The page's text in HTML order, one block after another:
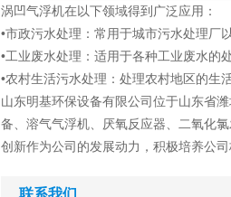
涡凹气浮机在以下领域得到广泛应用：
•市政污水处理：常用于城市污水处理厂
•工业废水处理：适用于各种工业废水的
•农村生活污水处理：处理农村地区的生
山东明基环保设备有限公司位于山东省
备、溶气气浮机、厌氧反应器、二氧化
创新作为公司的发展动力，积极培养公司
联系我们